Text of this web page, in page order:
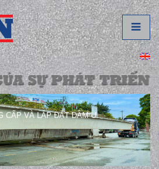
CẤP VÀ LẮP ĐẶT DẦM U.